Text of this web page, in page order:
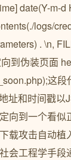
date(Y-m-d
logs/
. \n,
到伪装页面
这
址和时间戳以
向到一个看似
载攻击自动植
会工程学手段